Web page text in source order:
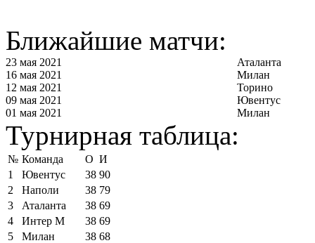
Ближайшие матчи:
23 мая 2021
Аталанта
16 мая 2021
Милан
12 мая 2021
Торино
09 мая 2021
Ювентус
01 мая 2021
Милан
Турнирная таблица:
№ Команда О И
1
Ювентус 38 90
2
Наполи 38 79
3
Аталанта 38 69
4
Интер М 38 69
5
Милан 38 68